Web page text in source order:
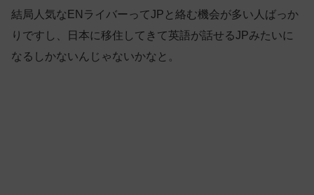
結局人気なENライバーってJPと絡む機会が多い人ばっか
りですし、日本に移住してきて英語が話せるJPみたいに
なるしかないんじゃないかなと。